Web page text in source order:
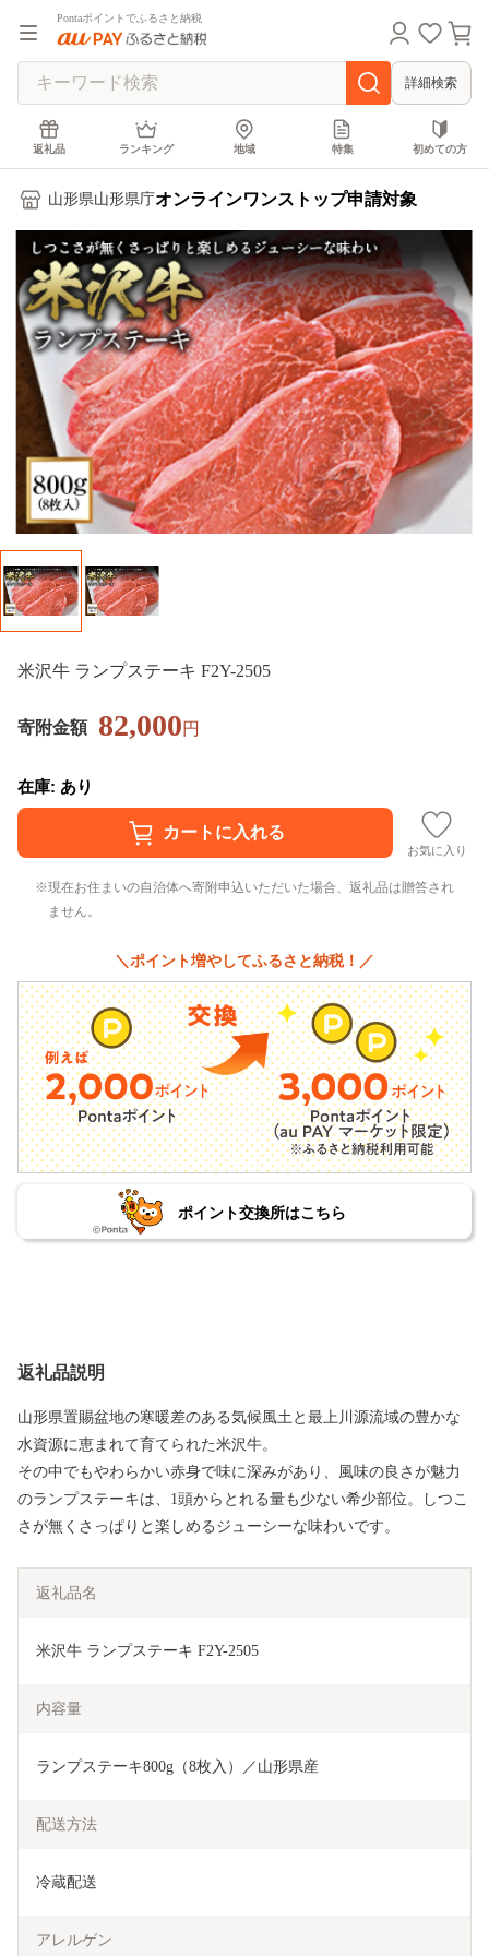
Pontaポイントでふるさと納税
詳細検索
返礼品 ランキング 地域 特集 初めての方
山形県山形県庁オンラインワンストップ申請対象
米沢牛 ランプステーキ F2Y-2505
寄附金額 82,000円
在庫: あり
お気に入り
現在お住まいの自治体へ寄附申込いただいた場合、返礼品は贈答され
ません。
＼ポイント増やしてふるさと納税！／
ポイント交換所はこちら
返礼品説明
山形県置賜盆地の寒暖差のある気候風土と最上川源流域の豊かな
水資源に恵まれて育てられた米沢牛。
その中でもやわらかい赤身で味に深みがあり、風味の良さが魅力
のランプステーキは、1頭からとれる量も少ない希少部位。しつこ
さが無くさっぱりと楽しめるジューシーな味わいです。
返礼品名
米沢牛 ランプステーキ F2Y-2505
内容量
ランプステーキ800g（8枚入）／山形県産
配送方法
冷蔵配送
アレルゲン